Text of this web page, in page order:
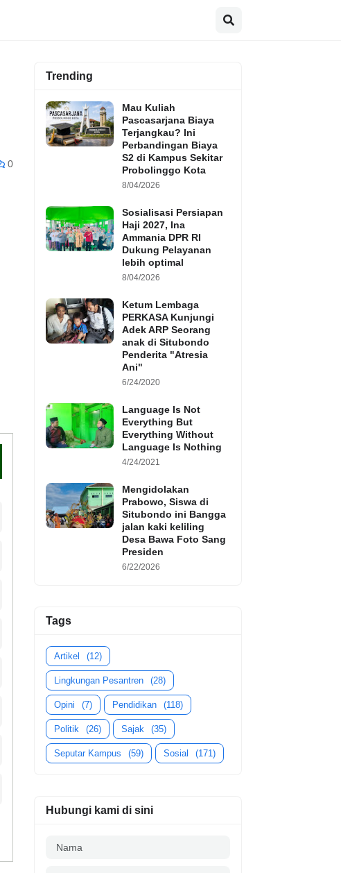
0
Trending
Mau Kuliah
Pascasarjana Biaya
Terjangkau? Ini
Perbandingan Biaya
S2 di Kampus Sekitar
Probolinggo Kota
8/04/2026
Sosialisasi Persiapan
Haji 2027, Ina
Ammania DPR RI
Dukung Pelayanan
lebih optimal
8/04/2026
Ketum Lembaga
PERKASA Kunjungi
Adek ARP Seorang
anak di Situbondo
Penderita "Atresia
Ani"
6/24/2020
Language Is Not
Everything But
Everything Without
Language Is Nothing
4/24/2021
Mengidolakan
Prabowo, Siswa di
Situbondo ini Bangga
jalan kaki keliling
Desa Bawa Foto Sang
Presiden
6/22/2026
Tags
Artikel (12)
Lingkungan Pesantren (28)
Opini (7) Pendidikan (118)
Politik (26) Sajak (35)
Seputar Kampus (59) Sosial (171)
Hubungi kami di sini